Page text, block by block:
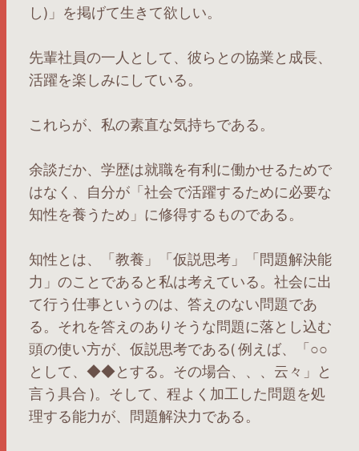
し)」を掲げて生きて欲しい。
先輩社員の一人として、彼らとの協業と成長、
活躍を楽しみにしている。
これらが、私の素直な気持ちである。
余談だか、学歴は就職を有利に働かせるためで
はなく、自分が「社会で活躍するために必要な
知性を養うため」に修得するものである。
知性とは、「教養」「仮説思考」「問題解決能
力」のことであると私は考えている。社会に出
て行う仕事というのは、答えのない問題であ
る。それを答えのありそうな問題に落とし込む
頭の使い方が、仮説思考である( 例えば、「○○
として、◆◆とする。その場合、、、云々」と
言う具合 )。そして、程よく加工した問題を処
理する能力が、問題解決力である。